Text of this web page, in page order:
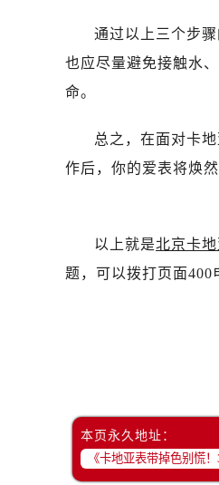
通过以上三个步
也应尽量避免接触水
命。
总之，在面对卡
作后，你的爱表将焕然
以上就是北京卡
题，可以拨打页面400
本页永久地址：